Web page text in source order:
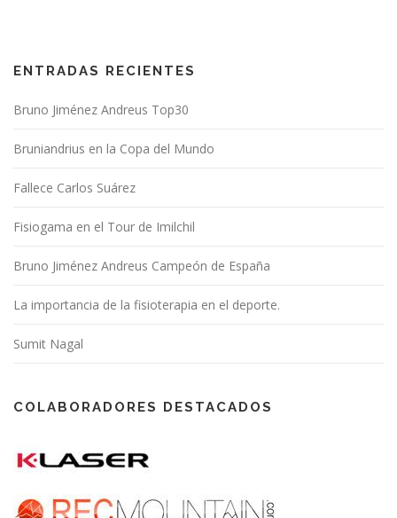
ENTRADAS RECIENTES
Bruno Jiménez Andreus Top30
Bruniandrius en la Copa del Mundo
Fallece Carlos Suárez
Fisiogama en el Tour de Imilchil
Bruno Jiménez Andreus Campeón de España
La importancia de la fisioterapia en el deporte.
Sumit Nagal
COLABORADORES DESTACADOS